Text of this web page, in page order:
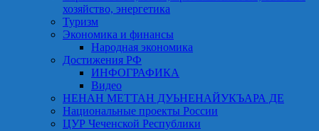
хозяйство, энергетика
Туризм
Экономика и финансы
Народная экономика
Достижения РФ
ИНФОГРАФИКА
Видео
НЕНАН МЕТТАН ДУЬНЕНАЙУКЪАРА ДЕ
Национальные проекты России
ЦУР Чеченской Республики